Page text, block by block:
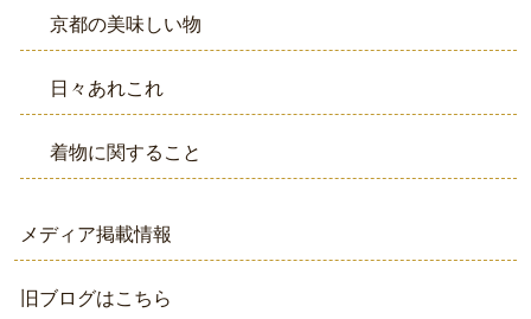
京都の美味しい物
日々あれこれ
着物に関すること
メディア掲載情報
旧ブログはこちら